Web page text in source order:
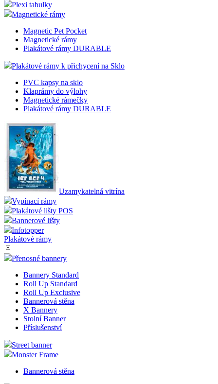
Plexi tabulky
Magnetické rámy
Magnetic Pet Pocket
Magnetické rámy
Plakátové rámy DURABLE
Plakátové rámy k přichycení na Sklo
PVC kapsy na sklo
Klaprámy do výlohy
Magnetické rámečky
Plakátové rámy DURABLE
Uzamykatelná vitrína
Vypínací rámy
Plakátové lišty POS
Bannerové lišty
Infotopper
Plakátové rámy
Přenosné bannery
Bannery Standard
Roll Up Standard
Roll Up Exclusive
Bannerová stěna
X Bannery
Stolní Banner
Příslušenství
Street banner
Monster Frame
Bannerová stěna